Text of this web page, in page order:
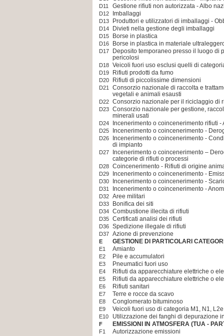
D11 Gestione rifiuti non autorizzata - Albo
D12 Imballaggi
D13 Produttori e utilizzatori di imballaggi -
D14 Divieti nella gestione degli imballaggi
D15 Borse in plastica
D16 Borse in plastica in materiale
D17
Deposito temporaneo presso il luogo di
pericolosi
D18 Veicoli fuori uso esclusi quelli di
D19 Rifiuti prodotti da fumo
D20 Rifiuti di piccolissime dimensioni
D21
Consorzio nazionale di raccolta e
vegetali e animali esausti
D22 Consorzio nazionale per il riciclaggio di
D23 Consorzio nazionale per gestione,
minerali usati
D24 Incenerimento o coincenerimento rifiuti -
D25 Incenerimento o coincenerimento -
D26
Incenerimento o coincenerimento -
di impianto
D27
Incenerimento o coincenerimento –
categorie di rifiuti o processi
D28 Coincenerimento - Rifiuti di origine
D29 Incenerimento o coincenerimento -
D30 Incenerimento o coincenerimento -
D31 Incenerimento o coincenerimento -
D32 Aree militari
D33 Bonifica dei siti
D34 Combustione illecita di rifiuti
D35 Certificati analisi dei rifiuti
D36 Spedizione illegale di rifiuti
D37 Azione di prevenzione
E GESTIONE DI PARTICOLARI
E1 Amianto
E2 Pile e accumulatori
E3 Pneumatici fuori uso
E4 Rifiuti da apparecchiature elettriche o
E5 Rifiuti da apparecchiature elettriche o
E6 Rifiuti sanitari
E7 Terre e rocce da scavo
E8 Conglomerato bituminoso
E9 Veicoli fuori uso di categoria M1, N1,
E10 Utilizzazione dei fanghi di depurazione
F EMISSIONI IN ATMOSFERA (TUA -
F1 Autorizzazione emissioni